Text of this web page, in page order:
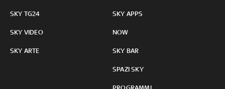
SKY TG24
SKY VIDEO
SKY ARTE
SKY APPS
NOW
SKY BAR
SPAZI SKY